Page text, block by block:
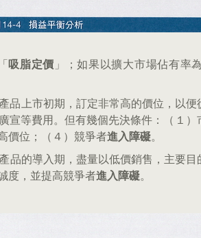
吸脂定價 」；如果以擴大市場佔有率
品上市初期，訂定非常高的價位，以
宣等費用。但有幾個先決條件：（１
價位；（４）競爭者進入障礙。
品的導入期，盡量以低價銷售，主要
度，並提高競爭者進入障礙。